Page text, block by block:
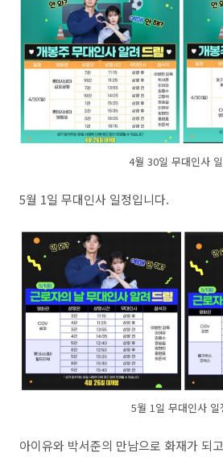
4월 30일 무대인사
5월 1일 무대인사 일정입니다.
5월 1일 무대인사 일
아이유와 박서준의 만남으로 화재가 되